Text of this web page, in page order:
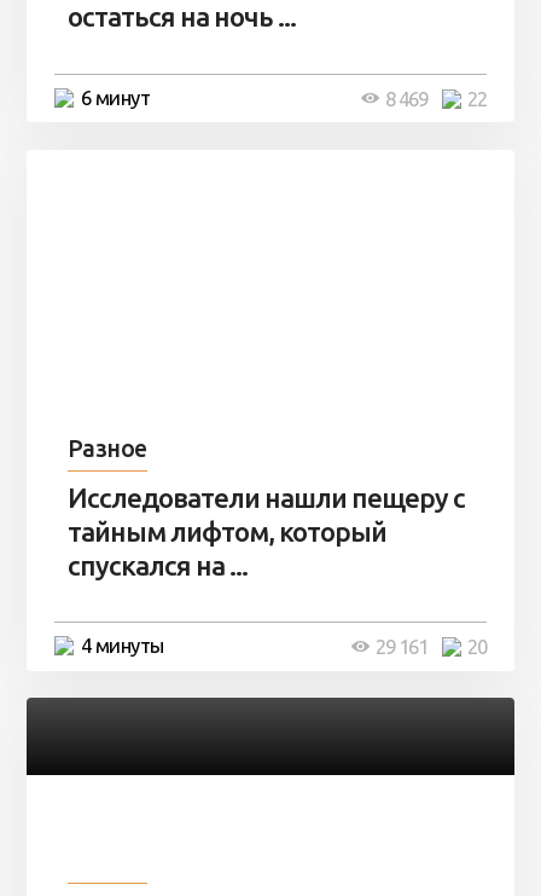
остаться на ночь ...
6 минут 22
8 469
Разное
Исследователи нашли пещеру с
тайным лифтом, который
спускался на ...
4 минуты 20
29 161